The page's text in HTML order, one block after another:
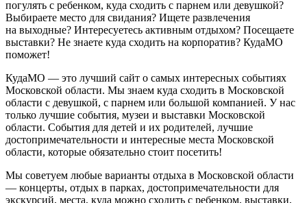
погулять с ребенком, куда сходить с парнем или девушкой?
Выбираете место для свидания? Ищете развлечения
на выходные? Интересуетесь активным отдыхом? Посещаете
выставки? Не знаете куда сходить на корпоратив? КудаМО
поможет!
КудаМО — это лучший сайт о самых интересных событиях
Московской области. Мы знаем куда сходить в Московской
области с девушкой, с парнем или большой компанией. У нас
только лучшие события, музеи и выставки Московской
области. События для детей и их родителей, лучшие
достопримечательности и интересные места Московской
области, которые обязательно стоит посетить!
Мы советуем любые варианты отдыха в Московской области
— концерты, отдых в парках, достопримечательности для
экскурсий, места, куда можно сходить с ребенком, выставки,